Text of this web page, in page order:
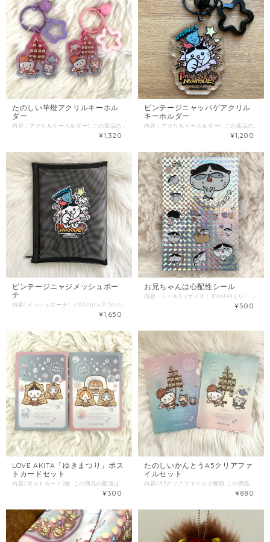
たのしい竿燈アクリルキーホル
ダー
¥1,320
ビンテージニャッパゲアクリル
キーホルダー
¥1,200
ビンテージニャジメッシュポー
チ
¥1,650
お兄ちゃんは心配性シール
¥500
LOVE AKITA「ゆきまつり」ポス
トカードセット
¥300
たのしいかんとうA5クリアファ
イルセット
¥880